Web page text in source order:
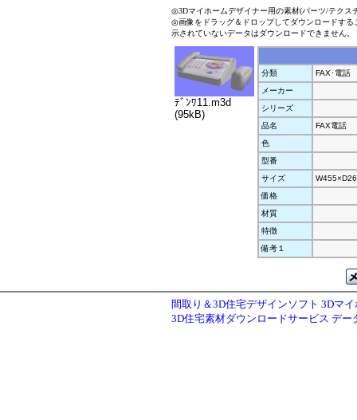
◎3Dマイホームデザイナー用の素材(パーツ/テクス
◎画像をドラッグ＆ドロップしてダウンロードす
示されていないデータはダウンロードできません。
ﾃﾞﾝﾜ11.m3d
(95kB)
分類
FAX･電話
メーカー
シリーズ
品名
FAX電話
色
型番
サイズ
価格
材質
特徴
備考１
間取り＆3D住宅デザインソフト 3Dマ
3D住宅素材ダウンロードサービス デー